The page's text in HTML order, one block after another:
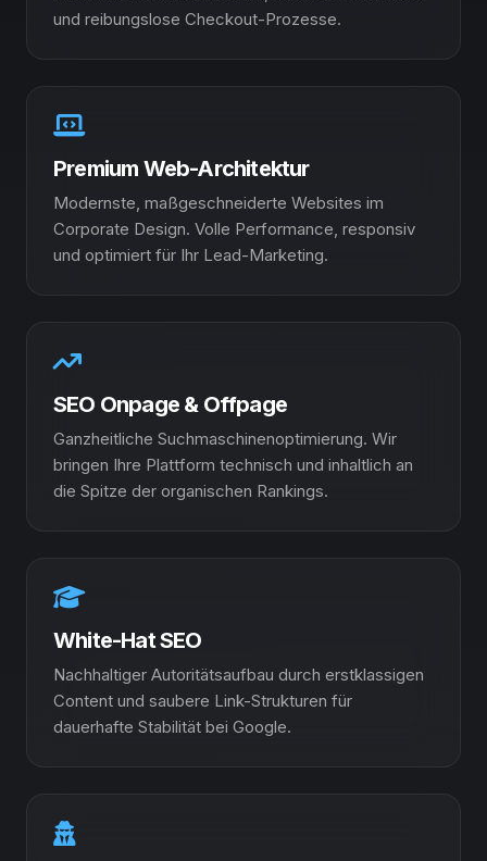
und reibungslose Checkout-Prozesse.
Premium Web-Architektur
Modernste, maßgeschneiderte Websites im
Corporate Design. Volle Performance, responsiv
und optimiert für Ihr Lead-Marketing.
SEO Onpage & Offpage
Ganzheitliche Suchmaschinenoptimierung. Wir
bringen Ihre Plattform technisch und inhaltlich an
die Spitze der organischen Rankings.
White-Hat SEO
Nachhaltiger Autoritätsaufbau durch erstklassigen
Content und saubere Link-Strukturen für
dauerhafte Stabilität bei Google.